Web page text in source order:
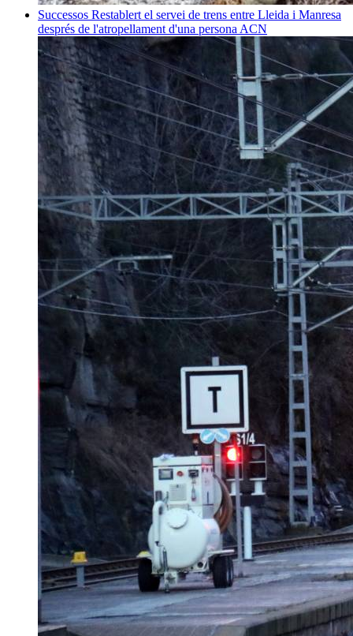
Successos Restablert el servei de trens entre Lleida i Manresa
després de l'atropellament d'una persona ACN